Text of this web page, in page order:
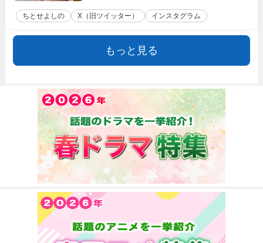
ちとせよしの X（旧ツイッター） インスタグラム
もっと見る